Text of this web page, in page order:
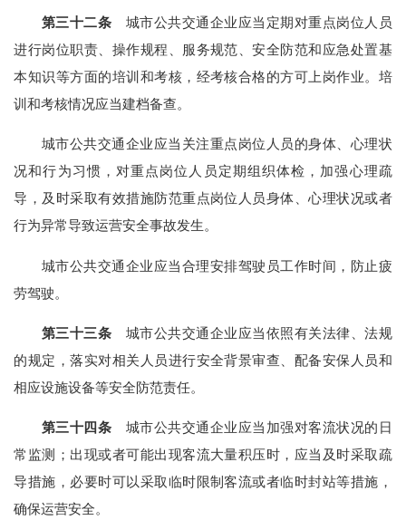
第三十二条 城市公共交通企业应当定期对重点岗位人员
进行岗位职责、操作规程、服务规范、安全防范和应急处置基
本知识等方面的培训和考核，经考核合格的方可上岗作业。培
训和考核情况应当建档备查。
城市公共交通企业应当关注重点岗位人员的身体、心理状
况和行为习惯，对重点岗位人员定期组织体检，加强心理疏
导，及时采取有效措施防范重点岗位人员身体、心理状况或者
行为异常导致运营安全事故发生。
城市公共交通企业应当合理安排驾驶员工作时间，防止疲
劳驾驶。
第三十三条 城市公共交通企业应当依照有关法律、法规
的规定，落实对相关人员进行安全背景审查、配备安保人员和
相应设施设备等安全防范责任。
第三十四条 城市公共交通企业应当加强对客流状况的日
常监测；出现或者可能出现客流大量积压时，应当及时采取疏
导措施，必要时可以采取临时限制客流或者临时封站等措施，
确保运营安全。